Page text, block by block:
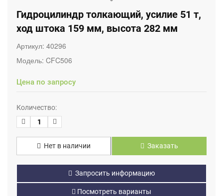
Гидроцилиндр толкающий, усилие 51 т,
ход штока 159 мм, высота 282 мм
Артикул: 40296
Модель: CFC506
Цена по запросу
Количество:
Нет в наличии Заказать
Запросить информацию
Посмотреть варианты